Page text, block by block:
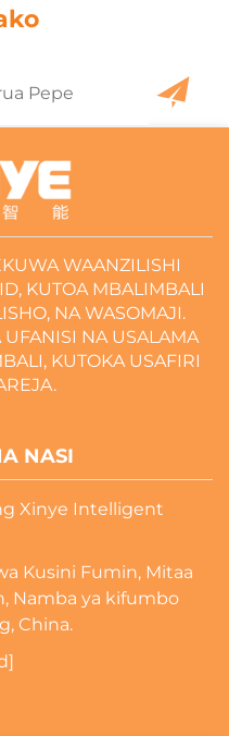
WAANZILISHI
KUTOA MBALIMBALI
NA WASOMAJI.
NA USALAMA
KUTOKA USAFIRI
NASI
Xinye Intelligent
Kusini Fumin, Mitaa
Namba ya kifumbo
China.